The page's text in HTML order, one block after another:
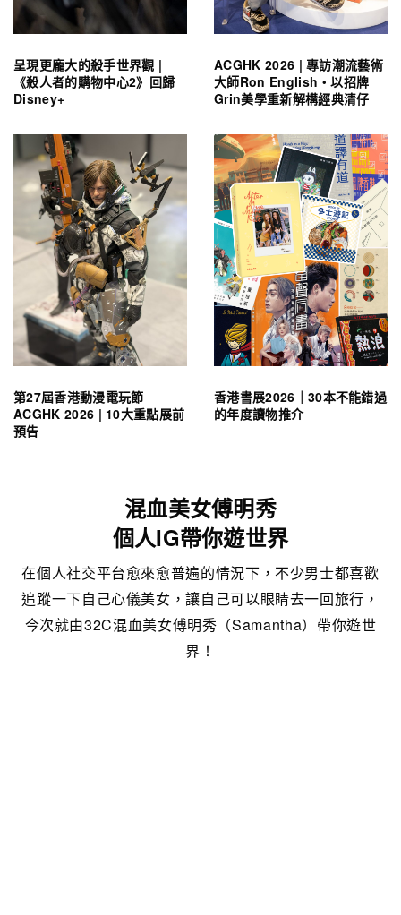
呈現更龐大的殺手世界觀 |
《殺人者的購物中心2》回歸
Disney+
ACGHK 2026 | 專訪潮流藝術
大師Ron English・以招牌
Grin美學重新解構經典清仔
第27屆香港動漫電玩節
ACGHK 2026 | 10大重點展前
預告
香港書展2026｜30本不能錯過
的年度讀物推介
混血美女傅明秀
個人IG帶你遊世界
在個人社交平台愈來愈普遍的情況下，不少男士都喜歡
追蹤一下自己心儀美女，讓自己可以眼睛去一回旅行，
今次就由32C混血美女傅明秀（Samantha）帶你遊世
界！